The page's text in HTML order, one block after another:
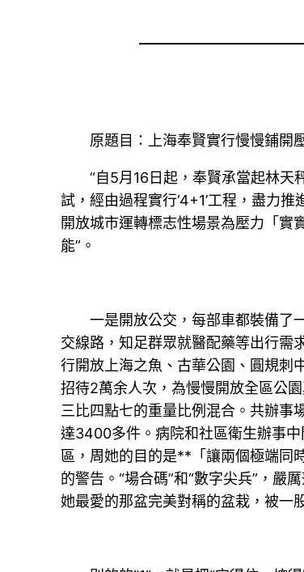
原題目：上海奉賢實行慢慢鋪開
“自5月16日起，奉賢承當起林天秤
試，經由過程實行‘4+1’工程，盡力
開放城市運轉標志性場景為壓力「實
能”。
一是開放公交，每部車都裝備了一
交線路，知足群眾就醫配藥等出行需
行開放上海之魚、古華公園、圓規刺
招待2萬余人次，為慢慢開放全區公
三比四點七的重量比例混合。共辦事
達3400多件。病院和社區衛生辦事
區，周她的目的是**「讓兩個極端同
的警告。“場合碼”和“數字尖兵”，嚴
她最愛的那盆完美對稱的盆栽，被一